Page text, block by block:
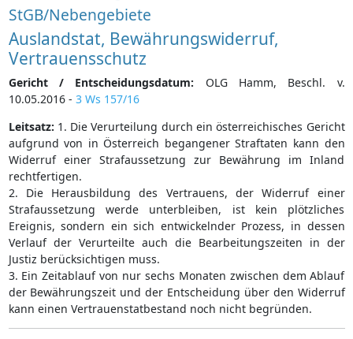
StGB/Nebengebiete
Auslandstat, Bewährungswiderruf,
Vertrauensschutz
Gericht / Entscheidungsdatum: OLG Hamm, Beschl. v.
10.05.2016 - 3 Ws 157/16
Leitsatz: 1. Die Verurteilung durch ein österreichisches Gericht
aufgrund von in Österreich begangener Straftaten kann den
Widerruf einer Strafaussetzung zur Bewährung im Inland
rechtfertigen.
2. Die Herausbildung des Vertrauens, der Widerruf einer
Strafaussetzung werde unterbleiben, ist kein plötzliches
Ereignis, sondern ein sich entwickelnder Prozess, in dessen
Verlauf der Verurteilte auch die Bearbeitungszeiten in der
Justiz berücksichtigen muss.
3. Ein Zeitablauf von nur sechs Monaten zwischen dem Ablauf
der Bewährungszeit und der Entscheidung über den Widerruf
kann einen Vertrauenstatbestand noch nicht begründen.